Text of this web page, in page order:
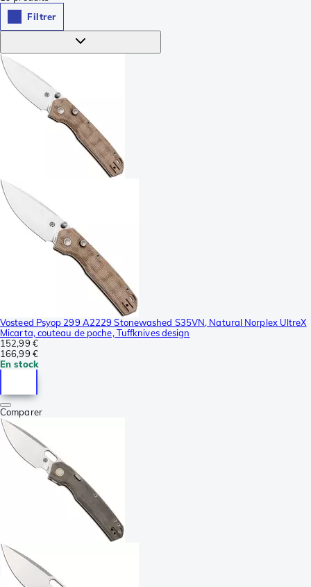
Filtrer
Vosteed Psyop 299 A2229 Stonewashed S35VN, Natural Norplex UltreX
Micarta, couteau de poche, Tuffknives design
152,99 €
166,99 €
En stock
Comparer